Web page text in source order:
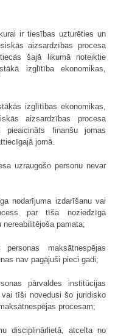
ir tiesības uzturēties un
aizsardzības procesa
šajā likumā noteiktie
izglītība ekonomikas,
izglītības ekonomikas,
aizsardzības procesa
finanšu jomas
jomā.
uzraugošo personu nevar
nodarījuma izdarīšanu vai
par tīša noziedzīga
pamata;
maksātnespējas
nav pagājuši pieci gadi;
pārvaldes institūcijas
tīši novedusi šo juridisko
procesam;
disciplinārlietā, atcelta no